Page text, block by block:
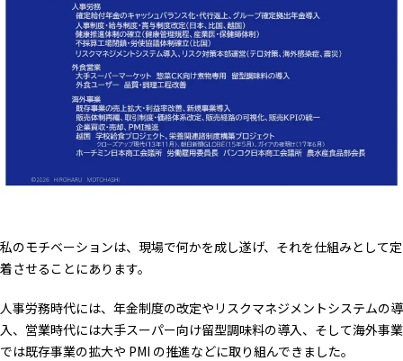
私のモチベーションは、現場で何かを成し遂げ、それを仕組みとして定
着させることにあります。
人事労務時代には、年金制度の改定やリスクマネジメントシステムの導
入、営業時代には大手スーパー向け留型調味料の導入、そして海外事業
では既存事業の拡大や PMI の推進などに取り組んできました。